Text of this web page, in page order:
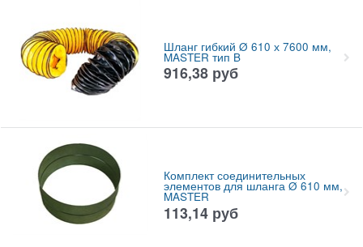
Шланг гибкий Ø 610 х 7600 мм,
MASTER тип B
916,38 руб
Комплект соединительных
элементов для шланга Ø 610 мм,
MASTER
113,14 руб